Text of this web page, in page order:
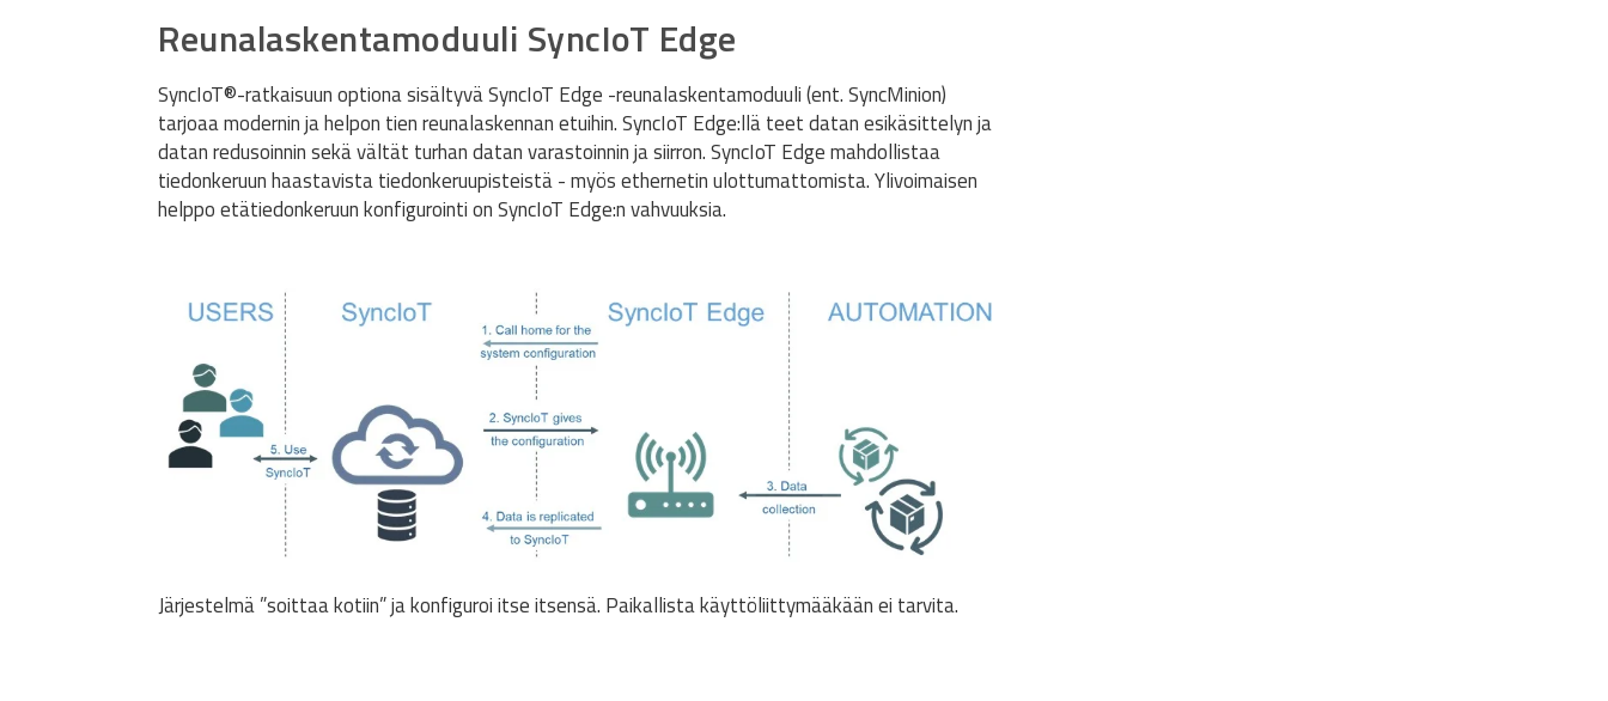
Reunalaskentamoduuli SyncIoT Edge
SyncIoT®-ratkaisuun optiona sisältyvä SyncIoT Edge -reunalaskentamoduuli (ent. SyncMinion)
tarjoaa modernin ja helpon tien reunalaskennan etuihin. SyncIoT Edge:llä teet datan esikäsittelyn ja
datan redusoinnin sekä vältät turhan datan varastoinnin ja siirron. SyncIoT Edge mahdollistaa
tiedonkeruun haastavista tiedonkeruupisteistä - myös ethernetin ulottumattomista. Ylivoimaisen
helppo etätiedonkeruun konfigurointi on SyncIoT Edge:n vahvuuksia.
Järjestelmä ”soittaa kotiin” ja konfiguroi itse itsensä. Paikallista käyttöliittymääkään ei tarvita.